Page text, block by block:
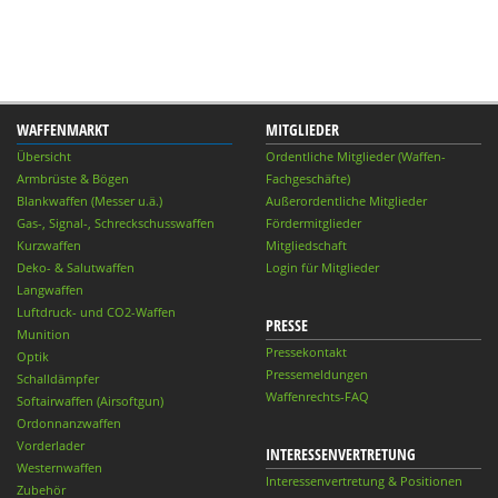
WAFFENMARKT
Übersicht
Armbrüste & Bögen
Blankwaffen (Messer u.ä.)
Gas-, Signal-, Schreckschusswaffen
Kurzwaffen
Deko- & Salutwaffen
Langwaffen
Luftdruck- und CO2-Waffen
Munition
Optik
Schalldämpfer
Softairwaffen (Airsoftgun)
Ordonnanzwaffen
Vorderlader
Westernwaffen
Zubehör
MITGLIEDER
Ordentliche Mitglieder (Waffen-
Fachgeschäfte)
Außerordentliche Mitglieder
Fördermitglieder
Mitgliedschaft
Login für Mitglieder
PRESSE
Pressekontakt
Pressemeldungen
Waffenrechts-FAQ
INTERESSENVERTRETUNG
Interessenvertretung & Positionen